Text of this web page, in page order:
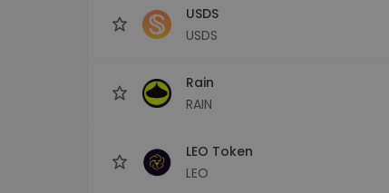
USDS
USDS
Rain
RAIN
LEO Token
LEO